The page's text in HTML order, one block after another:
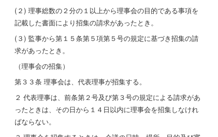
(２) 理事総数の２分の１以上から理事会の目的である事項を
記載した書面により招集の請求があったとき。
(３) 監事から第１５条第５項第５号の規定に基づき招集の請
求があったとき。
（理事会の招集）
第３３条 理事会は、代表理事が招集する。
２ 代表理事は、前条第２号及び第３号の規定による請求があ
ったときは、その日から１４日以内に理事会を招集しなけれ
ばならない。